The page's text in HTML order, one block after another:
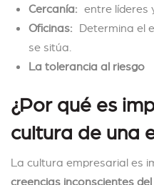
Cercanía: entre líderes
Oficinas: Determina el
se sitúa.
La tolerancia al riesgo
¿Por qué es
cultura de una
La cultura empresarial es
creencias inconscientes